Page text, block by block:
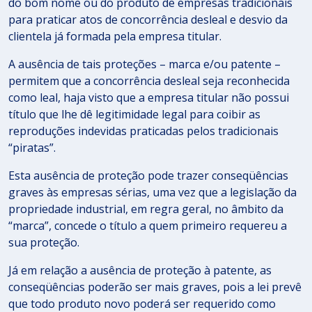
para praticar atos de concorrência desleal e desvio da
clientela já formada pela empresa titular.
A ausência de tais proteções – marca e/ou patente –
permitem que a concorrência desleal seja reconhecida
como leal, haja visto que a empresa titular não possui
título que lhe dê legitimidade legal para coibir as
reproduções indevidas praticadas pelos tradicionais
“piratas”.
Esta ausência de proteção pode trazer conseqüências
graves às empresas sérias, uma vez que a legislação da
propriedade industrial, em regra geral, no âmbito da
“marca”, concede o título a quem primeiro requereu a
sua proteção.
Já em relação a ausência de proteção à patente, as
conseqüências poderão ser mais graves, pois a lei prevê
que todo produto novo poderá ser requerido como